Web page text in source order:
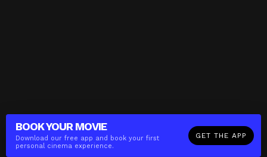
BOOK YOUR MOVIE
Download our free app and book your first
personal cinema experience.
GET THE APP